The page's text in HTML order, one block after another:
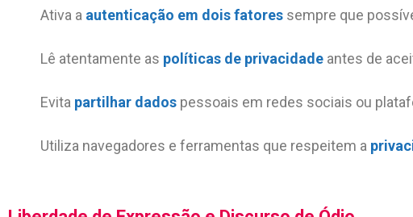
Ativa a autenticação em dois fatores sempre que
Lê atentamente as políticas de privacidade antes de
Evita partilhar dados pessoais em redes sociais ou
Utiliza navegadores e ferramentas que respeitem a